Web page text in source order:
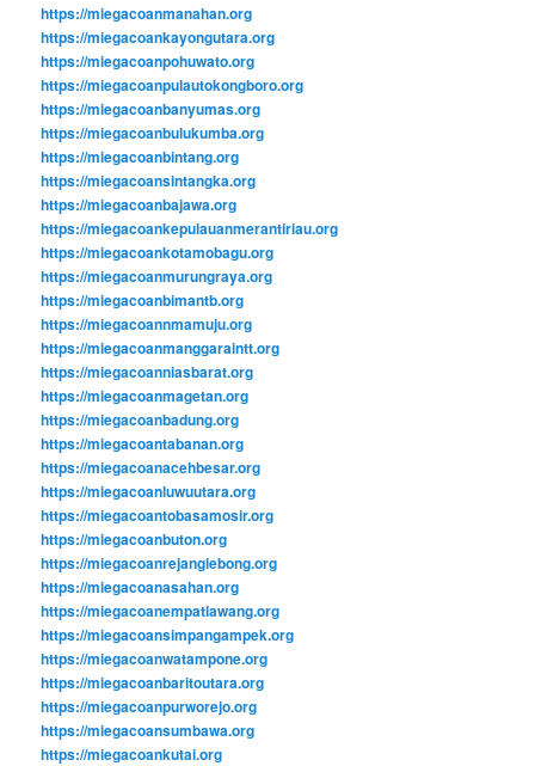
https://miegacoanmanahan.org
https://miegacoankayongutara.org
https://miegacoanpohuwato.org
https://miegacoanpulautokongboro.org
https://miegacoanbanyumas.org
https://miegacoanbulukumba.org
https://miegacoanbintang.org
https://miegacoansintangka.org
https://miegacoanbajawa.org
https://miegacoankepulauanmerantiriau.org
https://miegacoankotamobagu.org
https://miegacoanmurungraya.org
https://miegacoanbimantb.org
https://miegacoannmamuju.org
https://miegacoanmanggaraintt.org
https://miegacoanniasbarat.org
https://miegacoanmagetan.org
https://miegacoanbadung.org
https://miegacoantabanan.org
https://miegacoanacehbesar.org
https://miegacoanluwuutara.org
https://miegacoantobasamosir.org
https://miegacoanbuton.org
https://miegacoanrejanglebong.org
https://miegacoanasahan.org
https://miegacoanempatlawang.org
https://miegacoansimpangampek.org
https://miegacoanwatampone.org
https://miegacoanbaritoutara.org
https://miegacoanpurworejo.org
https://miegacoansumbawa.org
https://miegacoankutai.org